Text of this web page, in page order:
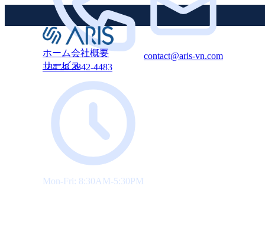
+84 28 3842-4483
Mon-Fri: 8:30AM-5:30PM
contact@aris-vn.com
ホーム会社概要
サービス